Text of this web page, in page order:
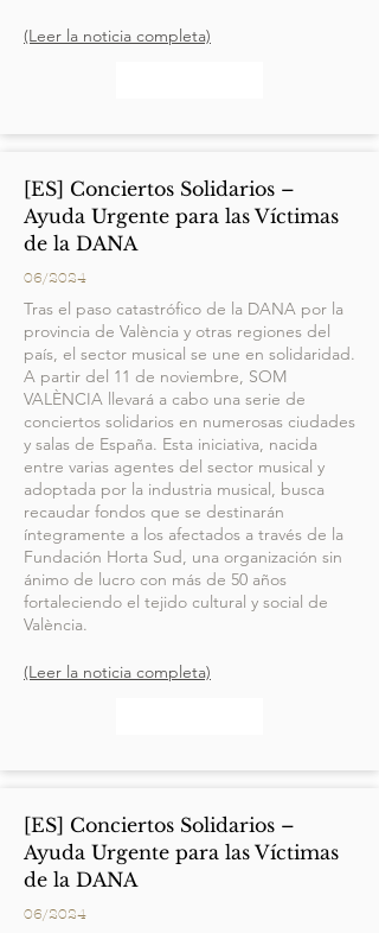
(Leer la noticia completa)
[ES] Conciertos Solidarios –
Ayuda Urgente para las Víctimas
de la DANA
06/2024
Tras el paso catastrófico de la DANA por la
provincia de València y otras regiones del
país, el sector musical se une en solidaridad.
A partir del 11 de noviembre, SOM
VALÈNCIA llevará a cabo una serie de
conciertos solidarios en numerosas ciudades
y salas de España. Esta iniciativa, nacida
entre varias agentes del sector musical y
adoptada por la industria musical, busca
recaudar fondos que se destinarán
íntegramente a los afectados a través de la
Fundación Horta Sud, una organización sin
ánimo de lucro con más de 50 años
fortaleciendo el tejido cultural y social de
València.
(Leer la noticia completa)
[ES] Conciertos Solidarios –
Ayuda Urgente para las Víctimas
de la DANA
06/2024